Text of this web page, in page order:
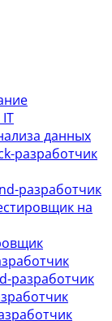
данных
разработчик
разработчик
на
разработчик